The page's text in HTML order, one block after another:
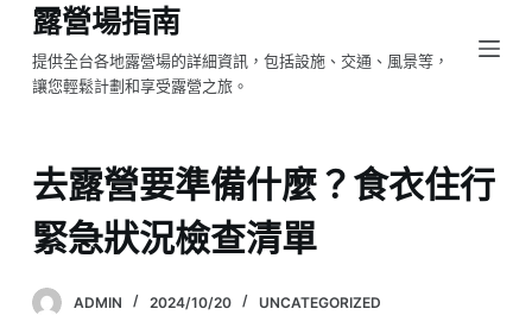
跳
至
主
容
露營場指南
提供全台各地露營場的詳細資訊，包括設施、交通、風景等，
讓您輕鬆計劃和享受露營之旅。
去露營要準備什麼？食衣住行
緊急狀況檢查清單
ADMIN 2024/10/20 UNCATEGORIZED